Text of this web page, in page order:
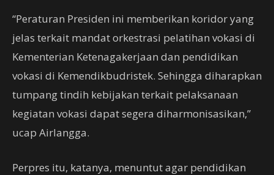
“Peraturan Presiden ini memberikan koridor yang
jelas terkait mandat orkestrasi pelatihan vokasi di
Kementerian Ketenagakerjaan dan pendidikan
vokasi di Kemendikbudristek. Sehingga diharapkan
tumpang tindih kebijakan terkait pelaksanaan
kegiatan vokasi dapat segera diharmonisasikan,”
ucap Airlangga.
Perpres itu, katanya, menuntut agar pendidikan